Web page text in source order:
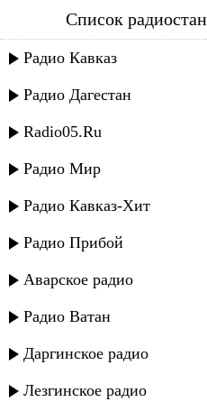
магомед
Список
Радио Кавказ
Радио Дагестан
Radio05.Ru
Радио Мир
Радио Кавказ-Хит
Радио Прибой
Аварское радио
Радио Ватан
Даргинское радио
Лезгинское радио